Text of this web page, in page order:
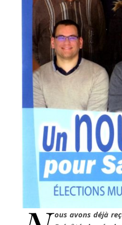
ous avons déjà